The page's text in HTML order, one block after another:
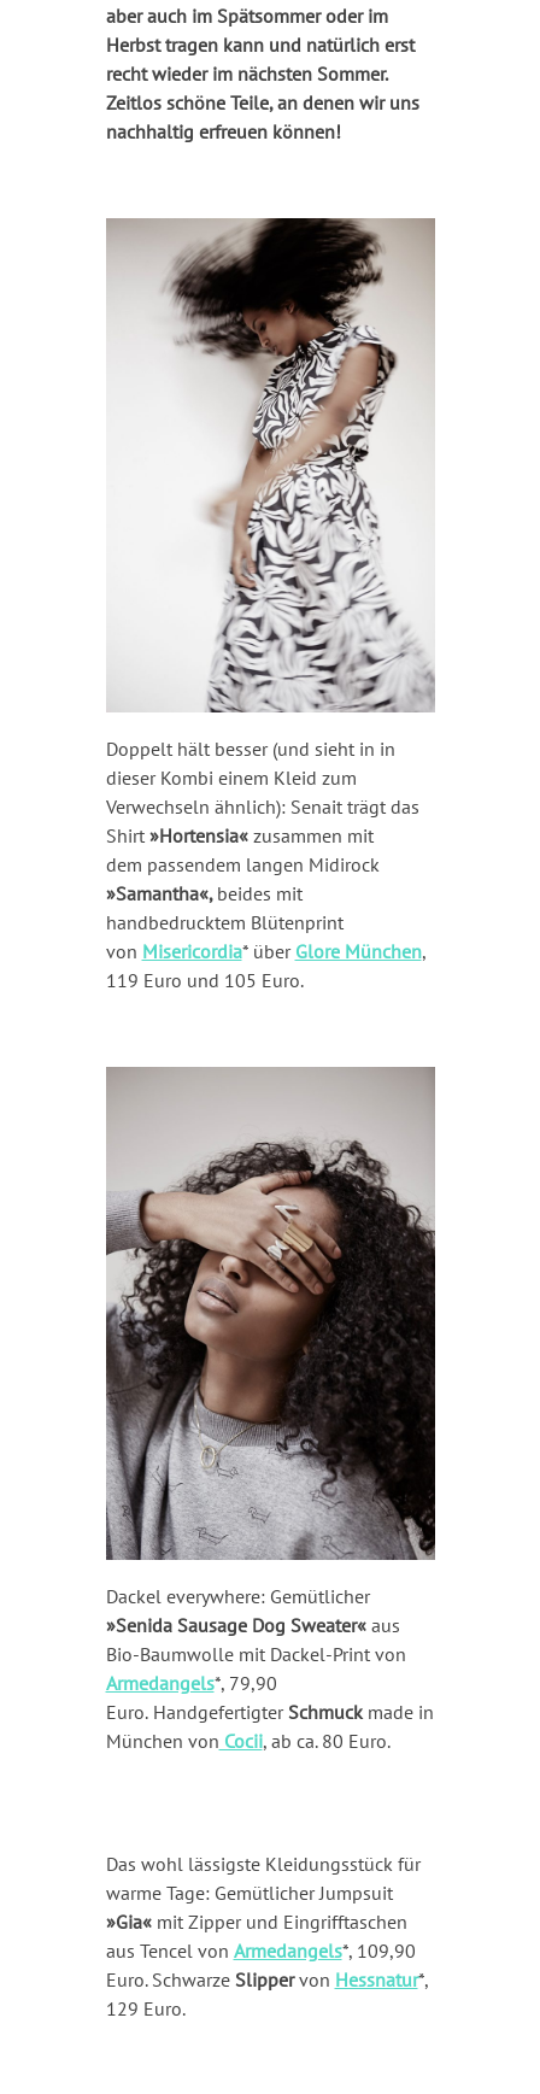
aber auch im Spätsommer oder im
Herbst tragen kann und natürlich erst
recht wieder im nächsten Sommer.
Zeitlos schöne Teile, an denen wir uns
nachhaltig erfreuen können!
Doppelt hält besser (und sieht in in
dieser Kombi einem Kleid zum
Verwechseln ähnlich): Senait trägt das
Shirt »Hortensia«zusammen mit
dem passendem langen Midirock
»Samantha«, beides mit
handbedrucktem Blütenprint
von Misericordia* über Glore München,
119 Euro und 105 Euro.
Dackel everywhere: Gemütlicher
»Senida Sausage Dog Sweater«aus
Bio-Baumwolle mit Dackel-Print von
Armedangels*, 79,90
Euro. HandgefertigterSchmuck made in
München von Cocii, ab ca. 80 Euro.
Das wohl lässigste Kleidungsstück für
warme Tage: Gemütlicher Jumpsuit
»Gia«mit Zipper und Eingrifftaschen
aus Tencel von Armedangels*, 109,90
Euro. Schwarze Slippervon Hessnatur*,
129 Euro.